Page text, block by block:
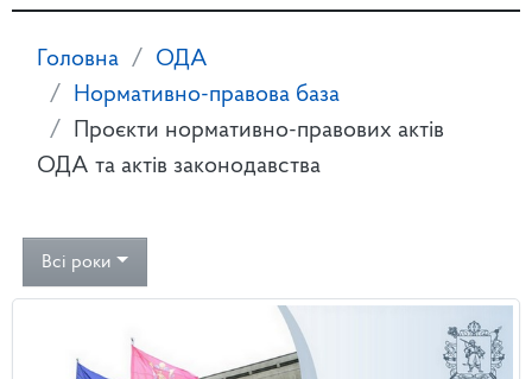
Головна
ОДА
Нормативно-правова база
Проєкти нормативно-правових актів
ОДА та актів законодавства
Всі роки